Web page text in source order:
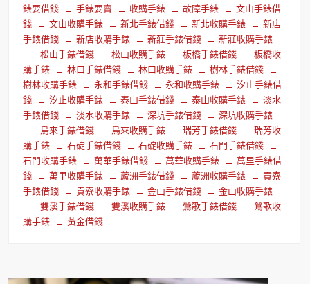
錶要借錢
手錶要賣 收購手錶 故障手錶
文山手錶借
錢
文山收購手錶 新北手錶借錢 新北收購手錶
新店
手錶借錢
新店收購手錶 新莊手錶借錢
新莊收購手錶
松山手錶借錢
松山收購手錶 板橋手錶借錢
板橋收
購手錶
林口手錶借錢 林口收購手錶
樹林手錶借錢
樹林收購手錶
永和手錶借錢 永和收購手錶
汐止手錶借
錢
汐止收購手錶 泰山手錶借錢 泰山收購手錶
淡水
手錶借錢
淡水收購手錶 深坑手錶借錢
深坑收購手錶
烏來手錶借錢
烏來收購手錶 瑞芳手錶借錢
瑞芳收
購手錶
石碇手錶借錢 石碇收購手錶
石門手錶借錢
石門收購手錶
萬華手錶借錢 萬華收購手錶
萬里手錶借
錢
萬里收購手錶 蘆洲手錶借錢 蘆洲收購手錶
貢寮
手錶借錢
貢寮收購手錶 金山手錶借錢
金山收購手錶
雙溪手錶借錢
雙溪收購手錶 鶯歌手錶借錢
鶯歌收
購手錶
黃金借錢